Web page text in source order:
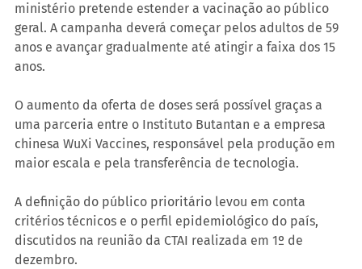
ministério pretende estender a vacinação ao público
geral. A campanha deverá começar pelos adultos de 59
anos e avançar gradualmente até atingir a faixa dos 15
anos.
O aumento da oferta de doses será possível graças a
uma parceria entre o Instituto Butantan e a empresa
chinesa WuXi Vaccines, responsável pela produção em
maior escala e pela transferência de tecnologia.
A definição do público prioritário levou em conta
critérios técnicos e o perfil epidemiológico do país,
discutidos na reunião da CTAI realizada em 1º de
dezembro.